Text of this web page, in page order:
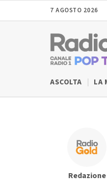
7 AGOSTO 2026
ASCOLTA LA
Redazione